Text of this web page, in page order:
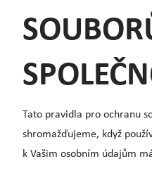
Tato pravidla pro ochranu
shromažďujeme, když
k Vašim osobním údajům